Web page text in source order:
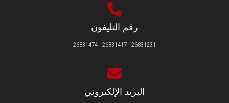
رقم التليفون
26831231 - 26831417 - 26831474
البريد الإلكتروني